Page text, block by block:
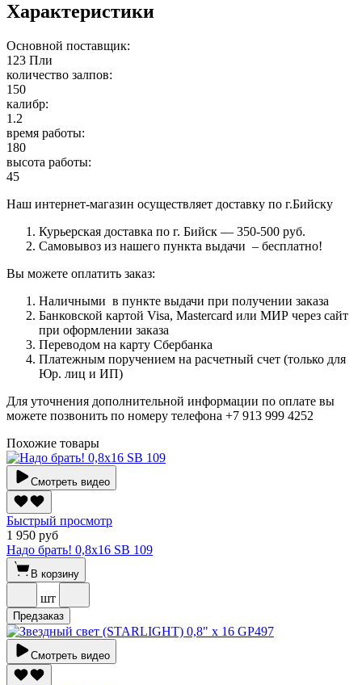
Характеристики
Основной поставщик:
123 Пли
количество залпов:
150
калибр:
1.2
время работы:
180
высота работы:
45
Наш интернет-магазин осуществляет доставку по г.Бийску
Курьерская доставка по г. Бийск — 350-500 руб.
Самовывоз из нашего пункта выдачи – бесплатно!
Вы можете оплатить заказ:
Наличными в пункте выдачи при получении заказа
Банковской картой Visa, Mastercard или МИР через сайт
при оформлении заказа
Переводом на карту Сбербанка
Платежным поручением на расчетный счет (только для
Юр. лиц и ИП)
Для уточнения дополнительной информации по оплате вы
можете позвонить по номеру телефона +7 913 999 4252
Похожие товары
Смотреть видео
Быстрый просмотр
1 950 руб
Надо брать! 0,8х16 SВ 109
В корзину
шт
Предзаказ
Смотреть видео